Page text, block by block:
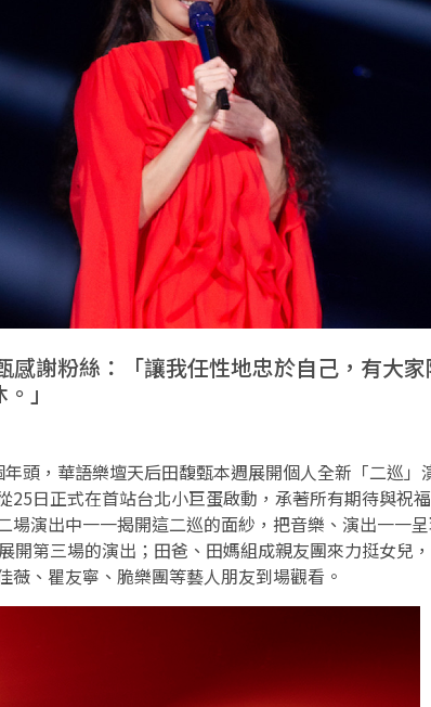
感謝粉絲：「讓我任性地忠於自己，有大
」
年頭，華語樂壇天后田馥甄本週展開個人全新「二巡」
25日正式在首站台北小巨蛋啟動，承著所有期待與祝
場演出中一一揭開這二巡的面紗，把音樂、演出一一
開第三場的演出；田爸、田媽組成親友團來力挺女兒
薇、瞿友寧、脆樂團等藝人朋友到場觀看。